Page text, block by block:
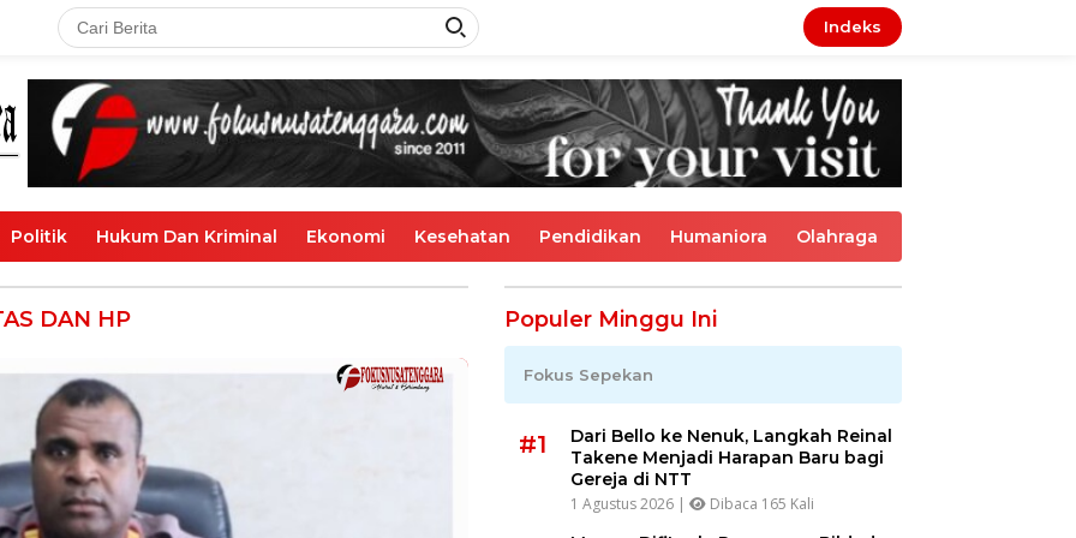
Indeks
Politik Hukum Dan Kriminal Ekonomi Kesehatan Pendidikan Humaniora Olahraga
DAN HP Populer Minggu Ini
Fokus Sepekan
#1
Dari Bello ke Nenuk, Langkah Reinal
Takene Menjadi Harapan Baru bagi
Gereja di NTT
1 Agustus 2026 | Dibaca 165 Kali